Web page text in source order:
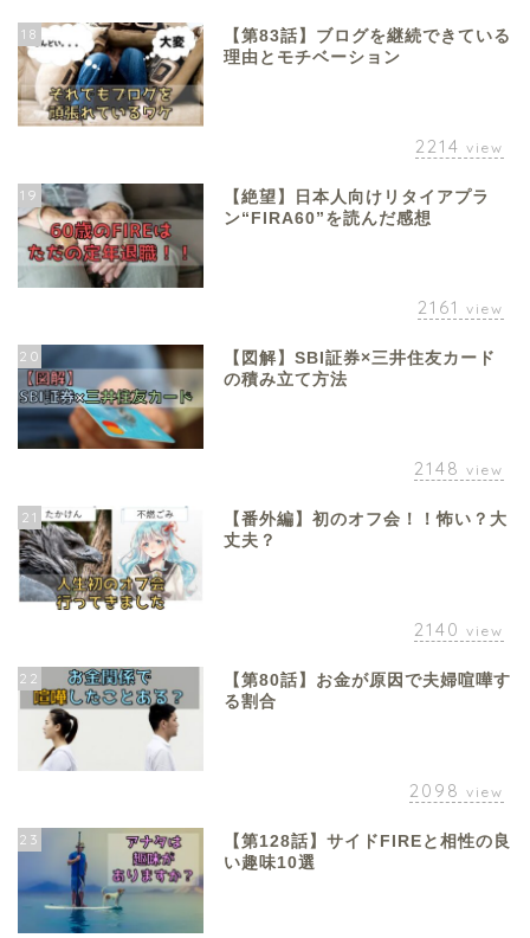
18
【第83話】ブログを継続できている
理由とモチベーション
2214 view
19
【絶望】日本人向けリタイアプラ
ン“FIRA60”を読んだ感想
2161 view
20
【図解】SBI証券×三井住友カード
の積み立て方法
2148 view
21
【番外編】初のオフ会！！怖い？大
丈夫？
2140 view
22
【第80話】お金が原因で夫婦喧嘩す
る割合
2098 view
23
【第128話】サイドFIREと相性の良
い趣味10選